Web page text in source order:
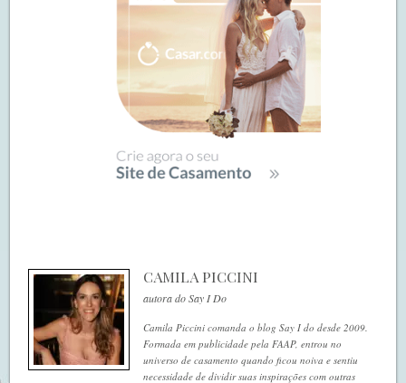
CAMILA PICCINI
autora do Say I Do
Camila Piccini comanda o blog Say I do desde 2009.
Formada em publicidade pela FAAP, entrou no
universo de casamento quando ficou noiva e sentiu
necessidade de dividir suas inspirações com outras